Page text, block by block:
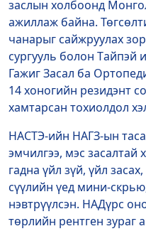
заслын холбоонд
ажиллаж байна.
чанарыг сайжруулах
сургууль болон Tайпэй
Гажиг Засал ба
14 хоногийн резидэнт
хамтарсан тохиолдол
НАСТЭ-ийн НАГЗ-ын
эмчилгээ, мэс засалтай
гадна үйл зүй, үйл
сүүлийн үед мини-
нэвтрүүлсэн. НАДүрс
төрлийн рентген